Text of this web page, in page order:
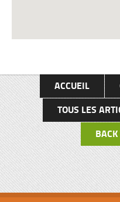
ACCUEIL
TOUS LES
BACK